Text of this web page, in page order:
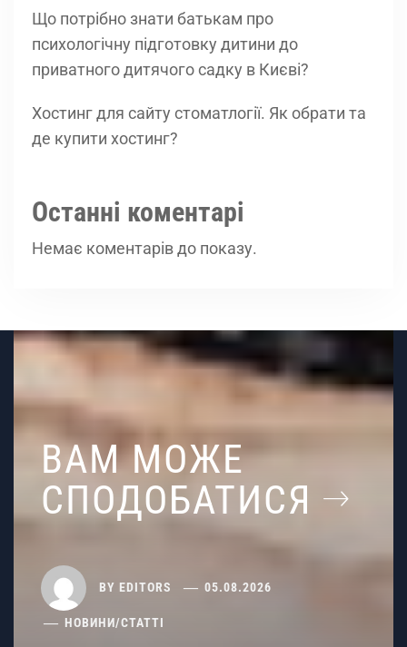
Що потрібно знати батькам про
психологічну підготовку дитини до
приватного дитячого садку в Києві?
Хостинг для сайту стоматлогії. Як обрати та
де купити хостинг?
Останні коментарі
Немає коментарів до показу.
ВАМ МОЖЕ
СПОДОБАТИСЯ
BY EDITORS 05.08.2026
НОВИНИ/СТАТТІ